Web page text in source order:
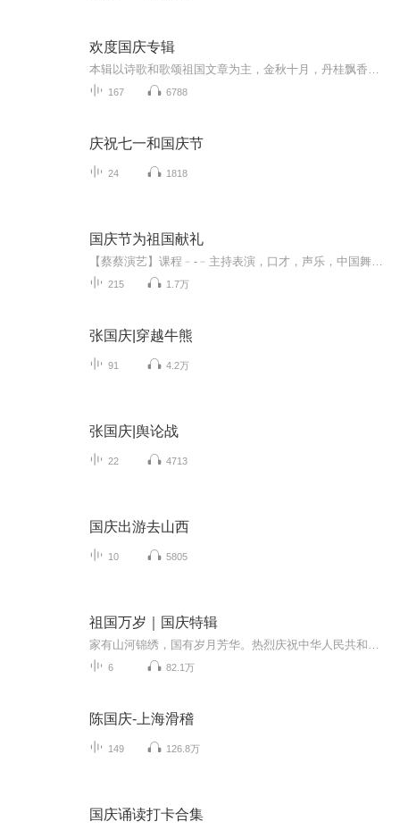
欢度国庆专辑
167 6788
庆祝七一和国庆节
24 1818
国庆节为祖国献礼
215 1.7万
张国庆|穿越牛熊
91 4.2万
张国庆|舆论战
22 4713
国庆出游去山西
10 5805
祖国万岁｜国庆特辑
6 82.1万
陈国庆-上海滑稽
149 126.8万
国庆诵读打卡合集